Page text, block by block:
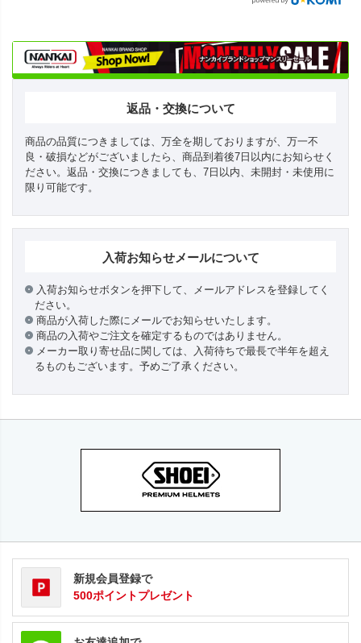
返品・交換について
商品の品質につきましては、万全を期しておりますが、万一不
良・破損などがございましたら、商品到着後7日以内にお知らせく
ださい。返品・交換につきましても、7日以内、未開封・未使用に
限り可能です。
入荷お知らせメールについて
入荷お知らせボタンを押下して、メールアドレスを登録してく
ださい。
商品が入荷した際にメールでお知らせいたします。
商品の入荷やご注文を確定するものではありません。
メーカー取り寄せ品に関しては、入荷待ちで最長で半年を超え
るものもございます。予めご了承ください。
新規会員登録で
500ポイントプレゼント